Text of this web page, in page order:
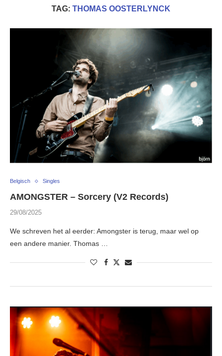
TAG: THOMAS OOSTERLYNCK
Belgisch Singles
AMONGSTER – Sorcery (V2 Records)
29/08/2025
We schreven het al eerder: Amongster is terug, maar wel op
een andere manier. Thomas …